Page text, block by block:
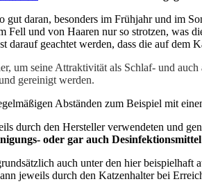
gut daran, besonders im Frühjahr und im
Fell und von Haaren nur so strotzen, was
darauf geachtet werden, dass die auf dem
um seine Attraktivität als Schlaf- und
gereinigt werden.
Abständen zum Beispiel mit
durch den Hersteller verwendeten und
oder gar auch
auch unter den hier
jeweils durch den Katzenhalter bei